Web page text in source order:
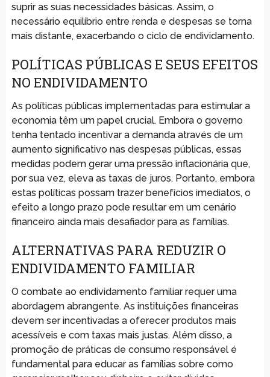
suprir as suas necessidades básicas. Assim, o
necessário equilíbrio entre renda e despesas se torna
mais distante, exacerbando o ciclo de endividamento.
POLÍTICAS PÚBLICAS E SEUS EFEITOS
NO ENDIVIDAMENTO
As políticas públicas implementadas para estimular a
economia têm um papel crucial. Embora o governo
tenha tentado incentivar a demanda através de um
aumento significativo nas despesas públicas, essas
medidas podem gerar uma pressão inflacionária que,
por sua vez, eleva as taxas de juros. Portanto, embora
estas políticas possam trazer benefícios imediatos, o
efeito a longo prazo pode resultar em um cenário
financeiro ainda mais desafiador para as famílias.
ALTERNATIVAS PARA REDUZIR O
ENDIVIDAMENTO FAMILIAR
O combate ao endividamento familiar requer uma
abordagem abrangente. As instituições financeiras
devem ser incentivadas a oferecer produtos mais
acessíveis e com taxas mais justas. Além disso, a
promoção de práticas de consumo responsável é
fundamental para educar as famílias sobre como